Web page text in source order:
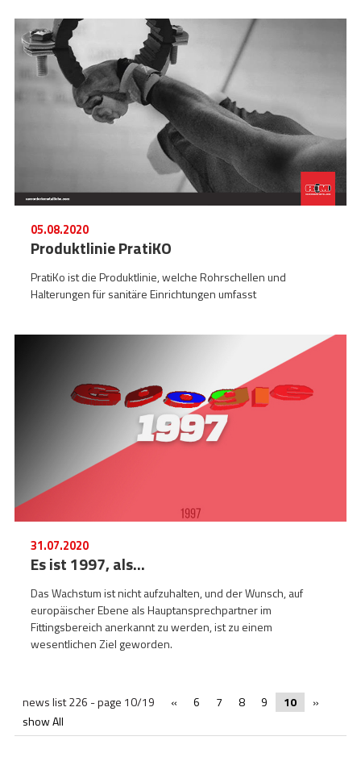
05.08.2020
Produktlinie PratiKO
PratiKo ist die Produktlinie, welche Rohrschellen und
Halterungen für sanitäre Einrichtungen umfasst
31.07.2020
Es ist 1997, als...
Das Wachstum ist nicht aufzuhalten, und der Wunsch, auf
europäischer Ebene als Hauptansprechpartner im
Fittingsbereich anerkannt zu werden, ist zu einem
wesentlichen Ziel geworden.
news list 226 - page 10/19 « 6 7 8 9 10
»
show All